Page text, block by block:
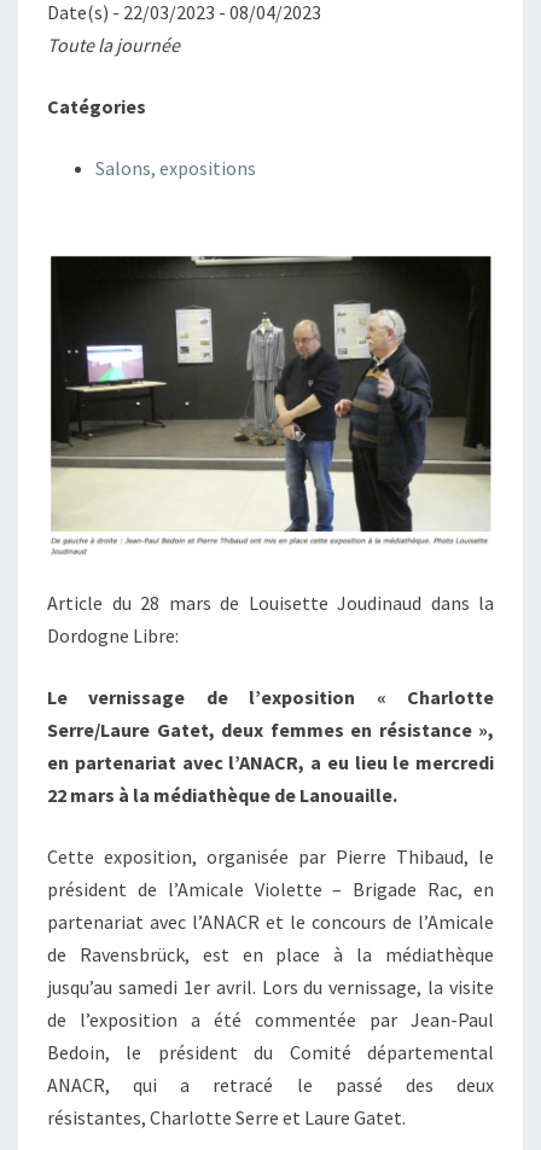
Date(s) - 22/03/2023 - 08/04/2023
Toute la journée
Catégories
Salons, expositions
Article du 28 mars de Louisette Joudinaud dans la
Dordogne Libre:
Le vernissage de l’exposition « Charlotte
Serre/Laure Gatet, deux femmes en résistance »,
en partenariat avec l’ANACR, a eu lieu le mercredi
22 mars à la médiathèque de Lanouaille.
Cette exposition, organisée par Pierre Thibaud, le
président de l’Amicale Violette – Brigade Rac, en
partenariat avec l’ANACR et le concours de l’Amicale
de Ravensbrück, est en place à la médiathèque
jusqu’au samedi 1er avril. Lors du vernissage, la visite
de l’exposition a été commentée par Jean-Paul
Bedoin, le président du Comité départemental
ANACR, qui a retracé le passé des deux
résistantes, Charlotte Serre et Laure Gatet.